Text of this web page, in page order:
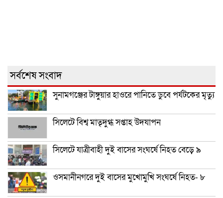
সর্বশেষ সংবাদ
সুনামগঞ্জের টাঙ্গুয়ার হাওরে পানিতে ডুবে পর্যটকের মৃত্যু
সিলেটে বিশ্ব মাতৃদুগ্ধ সপ্তাহ উদযাপন
সিলেটে যাত্রীবাহী দুই বাসের সংঘর্ষে নিহত বেড়ে ৯
ওসমানীনগরে দুই বাসের মুখোমুখি সংঘর্ষে নিহত- ৮